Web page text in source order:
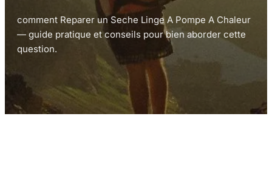
comment Reparer un Seche Linge A Pompe A Chaleur
— guide pratique et conseils pour bien aborder cette
question.